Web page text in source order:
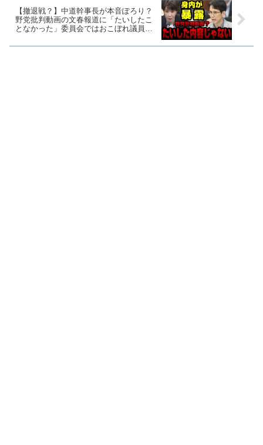
【撤退戦？】中道幹事長が本音ぽろり？
野党批判動画の文春報道に「たいしたこ
となかった」委員会ではおこぼれ議員が